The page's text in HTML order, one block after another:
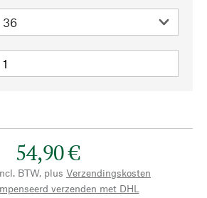
54,90 €
BTW, plus Verzendingskosten
verzenden met DHL